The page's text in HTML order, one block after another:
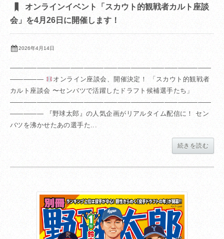
オンラインイベント「スカウト的観戦者カルト座談
会」を4月26日に開催します！
2026年4月14日
――――――――――――――――――――――――――――――
―――――
オンライン座談会、開催決定！ 「スカウト的観戦者
カルト座談会 〜センバツで活躍したドラフト候補選手たち」
――――――――――――――――――――――――――――――
――――― 『野球太郎』の人気企画がリアルタイム配信に！ セン
バツを沸かせたあの選手た...
続きを読む